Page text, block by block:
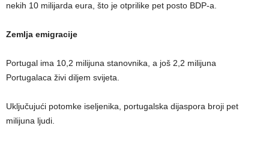
nekih 10 milijarda eura, što je otprilike pet posto BDP-a.
Zemlja emigracije
Portugal ima 10,2 milijuna stanovnika, a još 2,2 milijuna
Portugalaca živi diljem svijeta.
Uključujući potomke iseljenika, portugalska dijaspora broji pet
milijuna ljudi.